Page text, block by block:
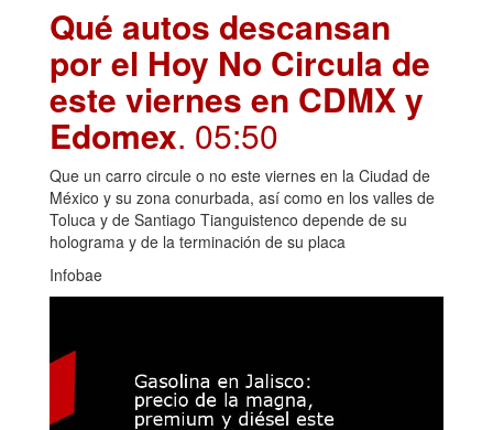
Qué autos descansan
por el Hoy No Circula de
este viernes en CDMX y
Edomex. 05:50
Que un carro circule o no este viernes en la Ciudad de
México y su zona conurbada, así como en los valles de
Toluca y de Santiago Tianguistenco depende de su
holograma y de la terminación de su placa
Infobae